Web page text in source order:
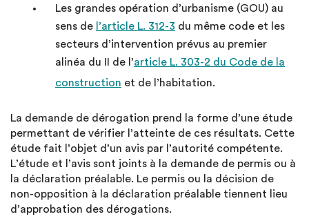
Les grandes opération d’urbanisme (GOU) au
sens de l’article L. 312-3 du même code et les
secteurs d’intervention prévus au premier
alinéa du II de l’article L. 303-2 du Code de la
construction et de l’habitation.
La demande de dérogation prend la forme d’une étude
permettant de vérifier l’atteinte de ces résultats. Cette
étude fait l’objet d’un avis par l’autorité compétente.
L’étude et l’avis sont joints à la demande de permis ou à
la déclaration préalable. Le permis ou la décision de
non-opposition à la déclaration préalable tiennent lieu
d’approbation des dérogations.